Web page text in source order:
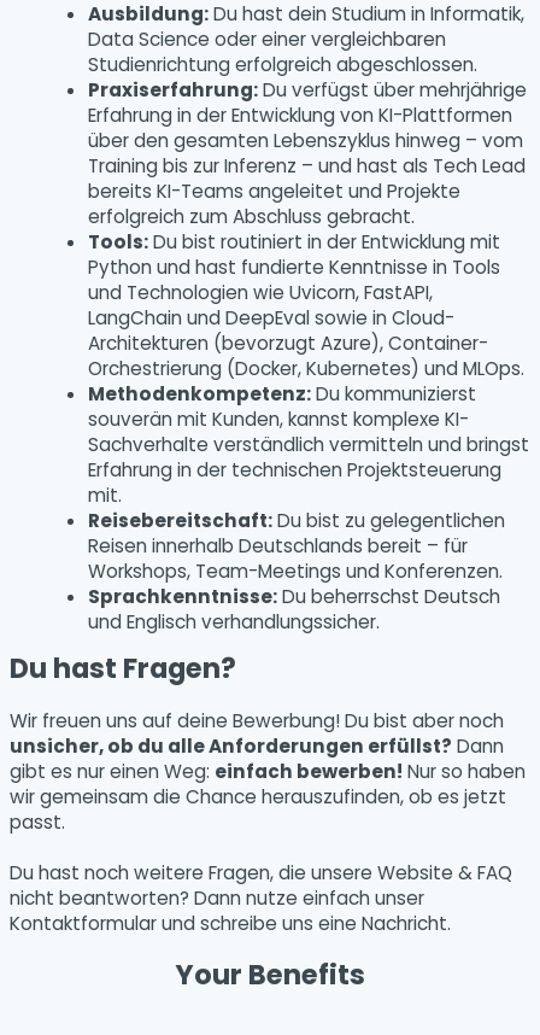
Ausbildung:Du hast dein Studium in Informatik,
Data Science oder einer vergleichbaren
Studienrichtung erfolgreich abgeschlossen.
Praxiserfahrung:Du verfügst über mehrjährige
Erfahrung in der Entwicklung von KI-Plattformen
über den gesamten Lebenszyklus hinweg – vom
Training bis zur Inferenz – und hast als Tech Lead
bereits KI-Teams angeleitet und Projekte
erfolgreich zum Abschluss gebracht.
Tools:Du bist routiniert in der Entwicklung mit
Python und hast fundierte Kenntnisse in Tools
und Technologien wie Uvicorn, FastAPI,
LangChain und DeepEval sowie in Cloud-
Architekturen (bevorzugt Azure), Container-
Orchestrierung (Docker, Kubernetes) und MLOps.
Methodenkompetenz:Du kommunizierst
souverän mit Kunden, kannst komplexe KI-
Sachverhalte verständlich vermitteln und bringst
Erfahrung in der technischen Projektsteuerung
mit.
Reisebereitschaft:Du bist zu gelegentlichen
Reisen innerhalb Deutschlands bereit – für
Workshops, Team-Meetings und Konferenzen.
Sprachkenntnisse:Du beherrschst Deutsch
und Englisch verhandlungssicher.
Du hast Fragen?
Wir freuen uns auf deine Bewerbung! Du bist aber noch
unsicher, ob du alle Anforderungen erfüllst? Dann
gibt es nur einen Weg: einfach bewerben! Nur so haben
wir gemeinsam die Chance herauszufinden, ob es jetzt
passt.
Du hast noch weitere Fragen, die unsere Website & FAQ
nicht beantworten? Dann nutze einfach unser
Kontaktformular und schreibe uns eine Nachricht.
Your Benefits